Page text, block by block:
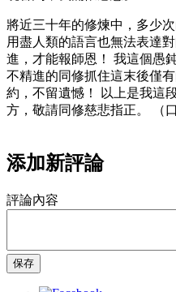
將近三十年的修煉中，多少
用盡人類的語言也無法表達
進，才能報師恩！ 我這個愚
不精進的同修抓住這末後僅
約，不留遺憾！ 以上是我這
方，敬請同修慈悲指正。 （
添加新評論
評論內容
保存